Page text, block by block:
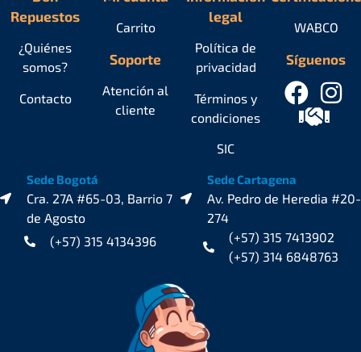
Repuestos
¿Quiénes
somos?
Contacto
Carrito
Soporte
Atención al
cliente
legal
Política de
privacidad
Términos y
condiciones
SIC
Síguenos
WABCO
Sede Bogotá
Cra. 27A #65-03, Barrio 7
de Agosto
(+57) 315 4134396
Sede Cartagena
Av. Pedro de Heredia #20-
274
(+57) 315 7413902
(+57) 314 6848763